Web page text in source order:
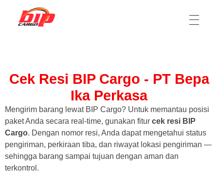
Cek Resi BIP Cargo - PT Bepa
Ika Perkasa
Mengirim barang lewat BIP Cargo? Untuk memantau posisi
paket Anda secara real-time, gunakan fitur cek resi BIP
Cargo. Dengan nomor resi, Anda dapat mengetahui status
pengiriman, perkiraan tiba, dan riwayat lokasi pengiriman —
sehingga barang sampai tujuan dengan aman dan
terkontrol.